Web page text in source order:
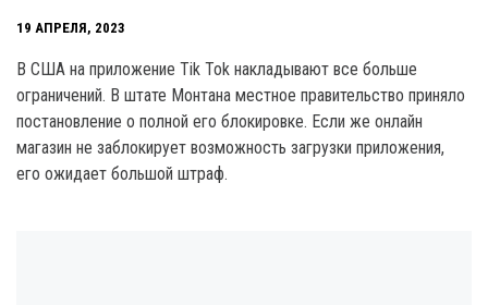
19 АПРЕЛЯ, 2023
В США на приложение Tik Tok накладывают все больше
ограничений. В штате Монтана местное правительство приняло
постановление о полной его блокировке. Если же онлайн
магазин не заблокирует возможность загрузки приложения,
его ожидает большой штраф.